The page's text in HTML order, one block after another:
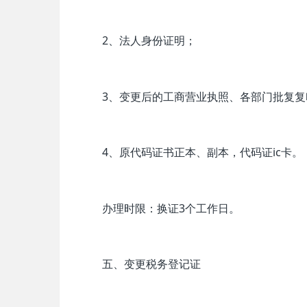
2、法人身份证明；
3、变更后的工商营业执照、各部门批复复
4、原代码证书正本、副本，代码证ic卡。
办理时限：换证3个工作日。
五、变更税务登记证